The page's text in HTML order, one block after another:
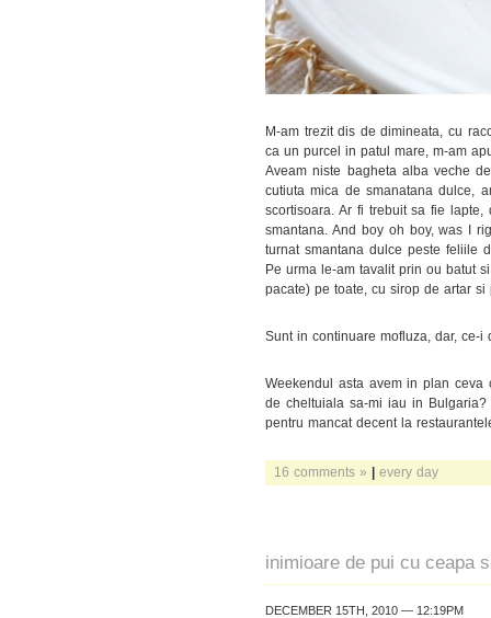
M-am trezit dis de dimineata, cu
ca un purcel in patul mare, m-am
Aveam niste bagheta alba veche
cutiuta mica de smanatana dulce,
scortisoara. Ar fi trebuit sa fie
smantana. And boy oh boy, was I
turnat smantana dulce peste feliile
Pe urma le-am tavalit prin ou batut
pacate) pe toate, cu sirop de artar si
Sunt in continuare mofluza, dar, ce-i
Weekendul asta avem in plan ceva
de cheltuiala sa-mi iau in
pentru mancat decent la
16 comments » | every day
inimioare de pui cu ceapa
DECEMBER 15TH, 2010 — 12:19PM